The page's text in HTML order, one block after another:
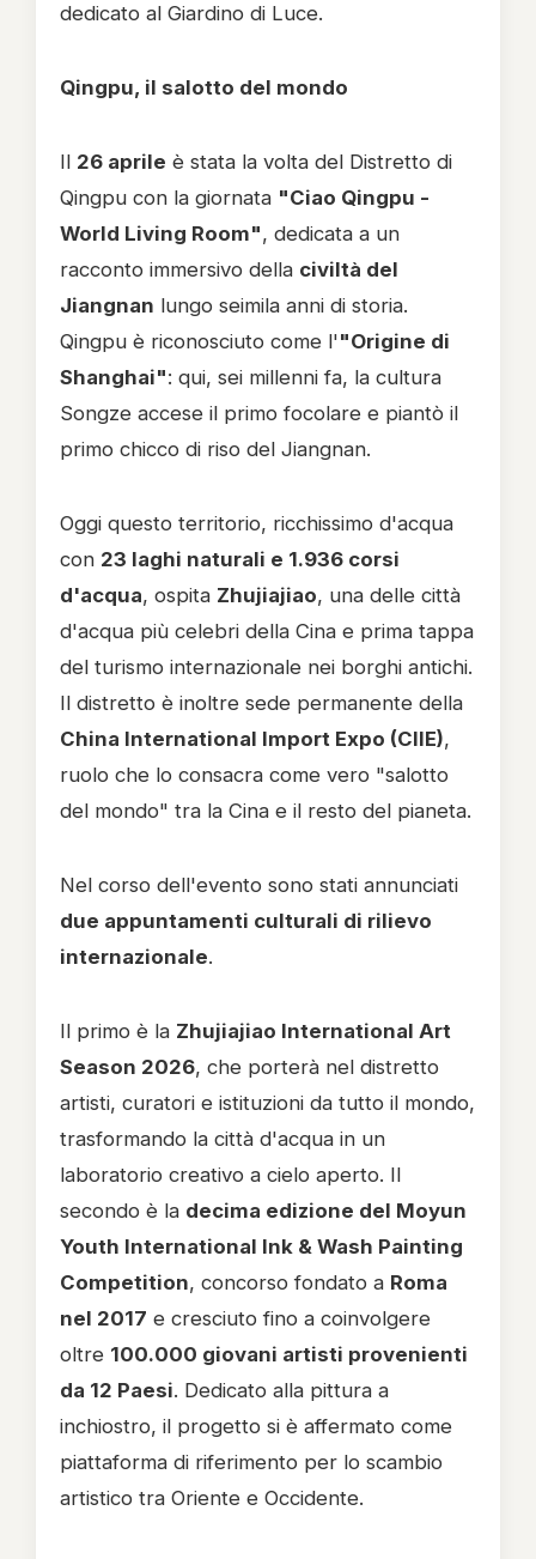
dedicato al Giardino di Luce.
Qingpu, il salotto del mondo
Il 26 aprile è stata la volta del Distretto di
Qingpu con la giornata "Ciao Qingpu -
World Living Room", dedicata a un
racconto immersivo della civiltà del
Jiangnan lungo seimila anni di storia.
Qingpu è riconosciuto come l'"Origine di
Shanghai": qui, sei millenni fa, la cultura
Songze accese il primo focolare e piantò il
primo chicco di riso del Jiangnan.
Oggi questo territorio, ricchissimo d'acqua
con 23 laghi naturali e 1.936 corsi
d'acqua, ospita Zhujiajiao, una delle città
d'acqua più celebri della Cina e prima tappa
del turismo internazionale nei borghi antichi.
Il distretto è inoltre sede permanente della
China International Import Expo (CIIE),
ruolo che lo consacra come vero "salotto
del mondo" tra la Cina e il resto del pianeta.
Nel corso dell'evento sono stati annunciati
due appuntamenti culturali di rilievo
internazionale.
Il primo è la Zhujiajiao International Art
Season 2026, che porterà nel distretto
artisti, curatori e istituzioni da tutto il mondo,
trasformando la città d'acqua in un
laboratorio creativo a cielo aperto. Il
secondo è la decima edizione del Moyun
Youth International Ink & Wash Painting
Competition, concorso fondato a Roma
nel 2017 e cresciuto fino a coinvolgere
oltre 100.000 giovani artisti provenienti
da 12 Paesi. Dedicato alla pittura a
inchiostro, il progetto si è affermato come
piattaforma di riferimento per lo scambio
artistico tra Oriente e Occidente.